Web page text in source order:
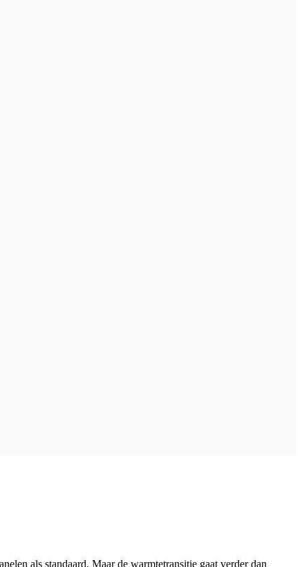
als standaard. Maar de warmtetransitie gaat verder dan